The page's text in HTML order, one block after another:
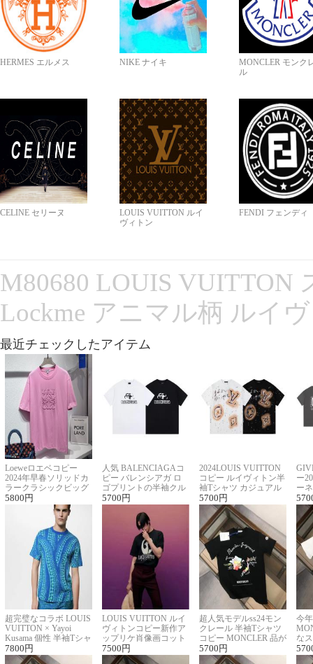
HERMES エルメス NIKE ナイキ
MONCLER モンク
ル
CELINE セリーヌ
LOUIS VUITTON ルイ
ヴィトン
FENDI フェンディ
M80680 LOUIS VUITTON
Lockme アニマル柄 ルイ
最近チェックしたアイテム
Loeweロエベコピー
2024年早春ソリッドカ
ラークラシックビッグ
ロゴ刺繍Tシャツ
5800 円
人気 BALENCIAGAコ
ピー バレンシアガ ロ
ゴプリントの半袖クル
ーネックTシャツ
5700 円
2024LOUIS VUITTON
コピー ルイヴィトン半
袖Tシャツ カジュアル
に馴染む 2色展開
5700 円
ー
ー
ー
超完璧なコラボ LOUIS
VUITTON × Yayoi
Kusama 個性 半袖Tシャ
ツコピー男女兼用
7800 円
LOUIS VUITTON ルイ
ヴィトンコピー新作ア
ップリケ肖像画コット
ンニット半袖Tシャツ
7500 円
超人気モデルss24モン
クレール 半袖Tシャツ
コピー MONCLER 品が
良く見た目
5700 円
今
な
ル